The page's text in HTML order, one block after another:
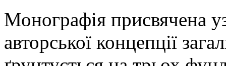
Монографія присвячена
авторської концепції